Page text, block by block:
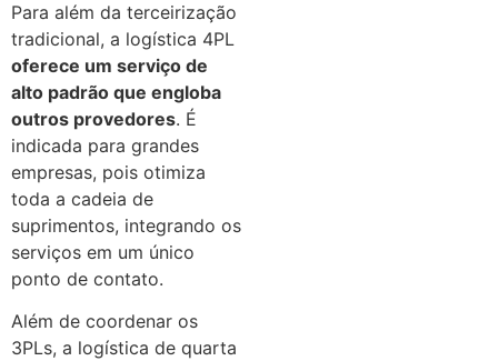
Para além da terceirização
tradicional, a logística 4PL
oferece um serviço de
alto padrão que engloba
outros provedores. É
indicada para grandes
empresas, pois otimiza
toda a cadeia de
suprimentos, integrando os
serviços em um único
ponto de contato.
Além de coordenar os
3PLs, a logística de quarta